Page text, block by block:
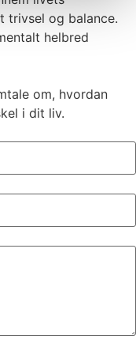
trivsel og balance.
helbred
om, hvordan
i dit liv.